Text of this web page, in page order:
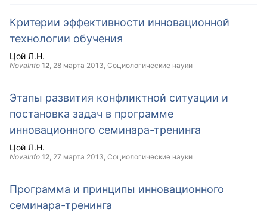
Критерии эффективности инновационной
технологии обучения
Цой Л.Н.
NovaInfo 12, 28 марта 2013, Социологические науки
Этапы развития конфликтной ситуации и
постановка задач в программе
инновационного семинара-тренинга
Цой Л.Н.
NovaInfo 12, 27 марта 2013, Социологические науки
Программа и принципы инновационного
семинара-тренинга